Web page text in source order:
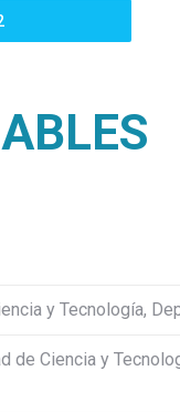
y Tecnología,
Ciencia y